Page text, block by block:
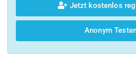
Jetzt kostenlos
Anonym